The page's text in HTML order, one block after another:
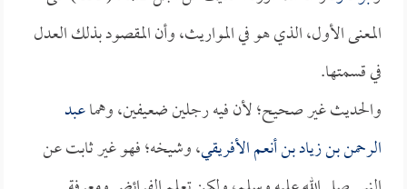
المعنى الأول، الذي هو في المواريث، وأن المقصود بذلك العدل
في قسمتها.
والحديث غير صحيح؛ لأن فيه رجلين ضعيفين، وهماعبد
الرحمن بن زياد بن أنعم الأفريقي، وشيخه؛ فهو غير ثابت عن